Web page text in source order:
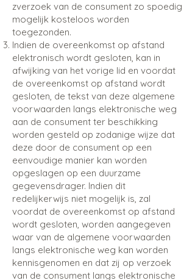
zverzoek van de consument zo spoedig
mogelijk kosteloos worden
toegezonden.
Indien de overeenkomst op afstand
elektronisch wordt gesloten, kan in
afwijking van het vorige lid en voordat
de overeenkomst op afstand wordt
gesloten, de tekst van deze algemene
voorwaarden langs elektronische weg
aan de consument ter beschikking
worden gesteld op zodanige wijze dat
deze door de consument op een
eenvoudige manier kan worden
opgeslagen op een duurzame
gegevensdrager. Indien dit
redelijkerwijs niet mogelijk is, zal
voordat de overeenkomst op afstand
wordt gesloten, worden aangegeven
waar van de algemene voorwaarden
langs elektronische weg kan worden
kennisgenomen en dat zij op verzoek
van de consument langs elektronische